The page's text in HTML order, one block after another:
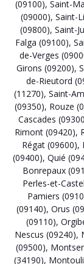
(09100), Saint-
(09000), Saint-
(09800), Saint-
Falga (09100),
de-Verges
Girons (09200),
de-Rieutord
(11270), Saint-
(09350), Rouze
Cascades
Rimont (09420),
Régat (09600),
(09400), Quié
Bonrepaux
Perles-et-
Pamiers
(09140), Orus
(09110),
Nescus (09240),
(09500),
(34190),